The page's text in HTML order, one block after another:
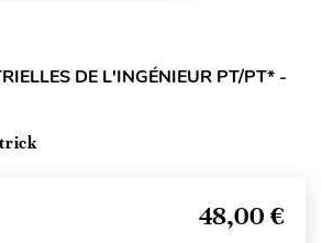
DE L'INGÉNIEUR PT/PT* -
48,00 €